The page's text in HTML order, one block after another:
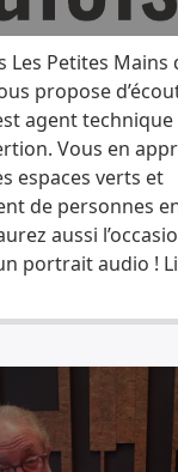
Les Petites Mains
propose
agent
Vous en
espaces verts et
de personnes
aussi
portrait audio !